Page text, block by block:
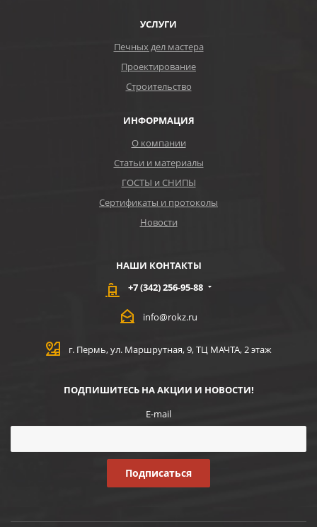
УСЛУГИ
Печных дел мастера
Проектирование
Строительство
ИНФОРМАЦИЯ
О компании
Статьи и материалы
ГОСТЫ и СНИПЫ
Сертификаты и протоколы
Новости
НАШИ КОНТАКТЫ
+7 (342) 256-95-88
info@rokz.ru
г. Пермь, ул. Маршрутная, 9, ТЦ МАЧТА, 2 этаж
ПОДПИШИТЕСЬ НА АКЦИИ И НОВОСТИ!
E-mail